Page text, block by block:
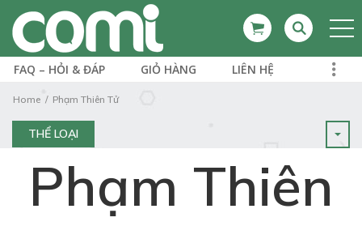
FAQ – HỎI & ĐÁP GIỎ HÀNG LIÊN HỆ
Home Phạm Thiên Tử
THỂ LOẠI
Phạm Thiên